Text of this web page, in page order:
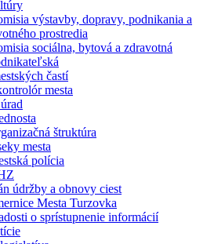
výstavby, dopravy, podnikania a
prostredia
sociálna, bytová a zdravotná
častí
mesta
štruktúra
mesta
polícia
údržby a obnovy ciest
Mesta Turzovka
o sprístupnenie informácií